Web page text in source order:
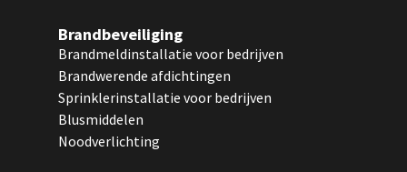
Brandbeveiliging
Brandmeldinstallatie voor bedrijven
Brandwerende afdichtingen
Sprinklerinstallatie voor bedrijven
Blusmiddelen
Noodverlichting